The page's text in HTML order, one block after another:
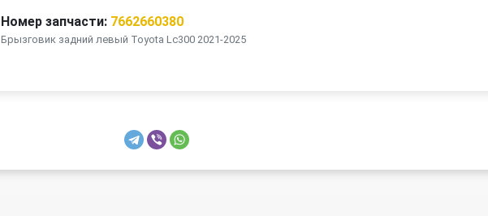
Номер запчасти: 7662660380
Брызговик задний левый Toyota Lc300 2021-2025